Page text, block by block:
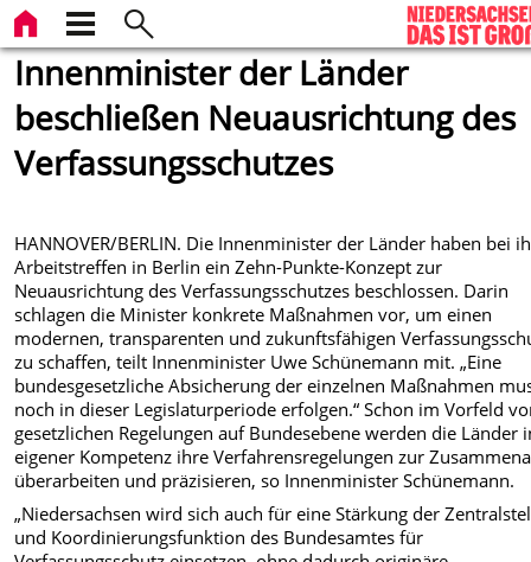
Innenminister der Länder
beschließen Neuausrichtung des
Verfassungsschutzes
HANNOVER/BERLIN. Die Innenminister der Länder haben bei
Arbeitstreffen in Berlin ein Zehn-Punkte-Konzept zur
Neuausrichtung des Verfassungsschutzes beschlossen. Darin
schlagen die Minister konkrete Maßnahmen vor, um einen
modernen, transparenten und zukunftsfähigen
zu schaffen, teilt Innenminister Uwe Schünemann mit. „Eine
bundesgesetzliche Absicherung der einzelnen Maßnahmen
noch in dieser Legislaturperiode erfolgen.“ Schon im Vorfeld
gesetzlichen Regelungen auf Bundesebene werden die Länder
eigener Kompetenz ihre Verfahrensregelungen zur
überarbeiten und präzisieren, so Innenminister Schünemann.
„Niedersachsen wird sich auch für eine Stärkung der
und Koordinierungsfunktion des Bundesamtes für